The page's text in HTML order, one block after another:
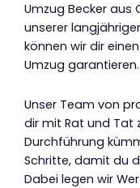
Umzug Becker aus
unserer
können wir dir
Umzug garantieren.
Unser Team von
dir mit Rat und Tat
Durchführung
Schritte, damit du
Dabei legen wir